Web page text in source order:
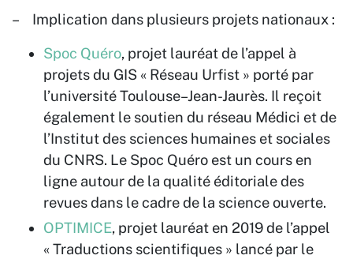
– Implication dans plusieurs projets nationaux :
Spoc Quéro, projet lauréat de l’appel à
projets du GIS « Réseau Urfist » porté par
l’université Toulouse–Jean-Jaurès. Il reçoit
également le soutien du réseau Médici et de
l’Institut des sciences humaines et sociales
du CNRS. Le Spoc Quéro est un cours en
ligne autour de la qualité éditoriale des
revues dans le cadre de la science ouverte.
OPTIMICE, projet lauréat en 2019 de l’appel
« Traductions scientifiques » lancé par le